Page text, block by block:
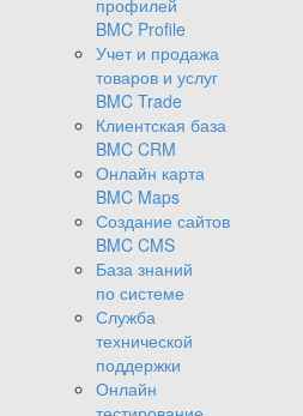
профилей
BMC Profile
Учет и продажа
товаров и услуг
BMC Trade
Клиентская база
BMC CRM
Онлайн карта
BMC Maps
Создание сайтов
BMC CMS
База знаний
по системе
Служба
технической
поддержки
Онлайн